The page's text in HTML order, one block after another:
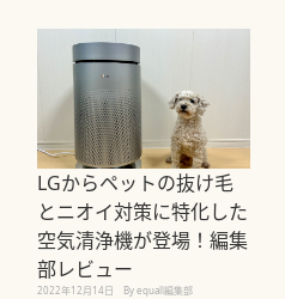
LGからペットの抜け毛
とニオイ対策に特化した
空気清浄機が登場！編集
部レビュー
2022年12月14日 By equall編集部